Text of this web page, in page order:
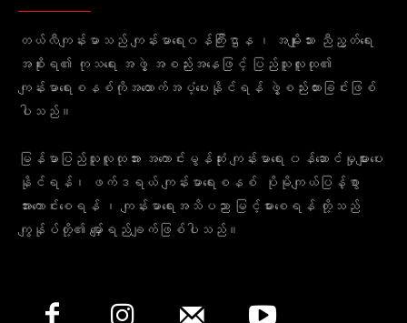
တယ်လီကျန်းမာသည် ကျန်းမာရေး၀န်ကြီးဌာန ၊ အမျိုးသား ညီညွတ်ရေး
အစိုးရ၏ ကုသရေး အဖွဲ့ အစည်းအနေဖြင့် ပြည်သူလူထု၏
ကျန်းမာရေးစနစ်ကိုအထောက်အပံ့ပေးနိုင်ရန် ဖွဲ့စည်းထားခြင်းဖြစ်
ပါသည်။
မြန်မာပြည်သူလူထုအား အကောင်းမွန်ဆုံး ကျန်းမာရေး ၀န်ဆောင်မှုများပေး
နိုင်ရန်၊ ဖက်ဒရယ် ကျန်းမာရေးစနစ် ပိုမိုကျယ်ပြန့်စွာ
အားကောင်းစေရန် ၊ ကျန်းမာရေးအသိပညာ မြင့်မားစေရန် တို့သည်
ကျွန်ုပ်တို့၏ မျှော်ရည်ချက်ဖြစ်ပါသည်။